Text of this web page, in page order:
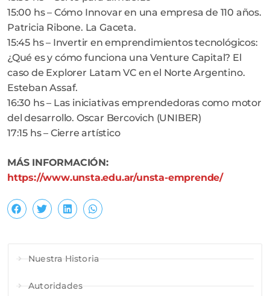
15:00 hs – Cómo Innovar en una empresa de 110 años.
Patricia Ribone. La Gaceta.
15:45 hs – Invertir en emprendimientos tecnológicos:
¿Qué es y cómo funciona una Venture Capital? El
caso de Explorer Latam VC en el Norte Argentino.
Esteban Assaf.
16:30 hs – Las iniciativas emprendedoras como motor
del desarrollo. Oscar Bercovich (UNIBER)
17:15 hs – Cierre artístico
MÁS INFORMACIÓN:
https://www.unsta.edu.ar/unsta-emprende/
Nuestra Historia
Autoridades